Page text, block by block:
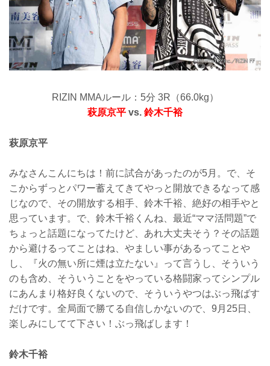
RIZIN MMAルール：5分 3R（66.0kg）
萩原京平 vs. 鈴木千裕
萩原京平
みなさんこんにちは！前に試合があったのが5月。で、そ
こからずっとパワー蓄えてきてやっと開放できるなって感
じなので、その開放する相手、鈴木千裕、絶好の相手やと
思っています。で、鈴木千裕くんね、最近“ママ活問題”で
ちょっと話題になってたけど、あれ大丈夫そう？その話題
から避けるってことはね、やましい事があるってことや
し、『火の無い所に煙は立たない』って言うし、そういう
のも含め、そういうことをやっている格闘家ってシンプル
にあんまり格好良くないので、そういうやつはぶっ飛ばす
だけです。全局面で勝てる自信しかないので、9月25日、
楽しみにしてて下さい！ぶっ飛ばします！
鈴木千裕